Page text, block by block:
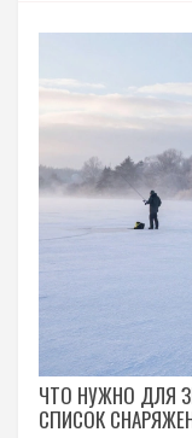
ЧТО НУЖНО ДЛЯ
СПИСОК